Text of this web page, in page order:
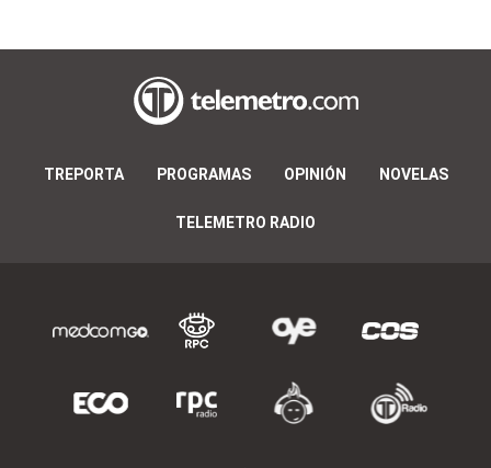
TREPORTA PROGRAMAS OPINIÓN NOVELAS
TELEMETRO RADIO